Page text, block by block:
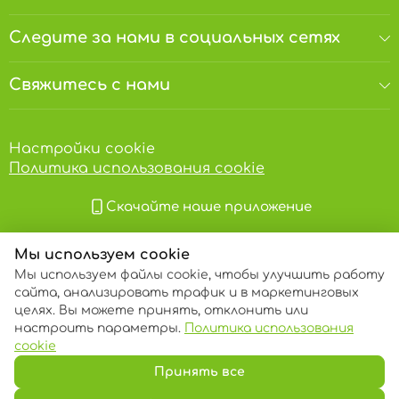
болезнях печени: холецеститах и гепатитах.
Жиры:0,5 г
• насыщенные жиры – 0,1 г
• полиненасыщенные жирные кислоты – 0 г
Углеводы:60 г
• сахара – 38 г
Пищевые волокна:24 г
Белки: 4,3 г
Продукт может содержать следы
арахиса, орехов и семян кунжута.
Следите за нами в социальных сетях
Свяжитесь с нами
Настройки cookie
Политика использования cookie
Скачайте наше приложение
© 2013 – 2026 ECOM
Мы используем cookie
Мы используем файлы cookie, чтобы улучшить работу
сайта, анализировать трафик и в маркетинговых
целях. Вы можете принять, отклонить или
настроить параметры. Политика использования
cookie
Принять все